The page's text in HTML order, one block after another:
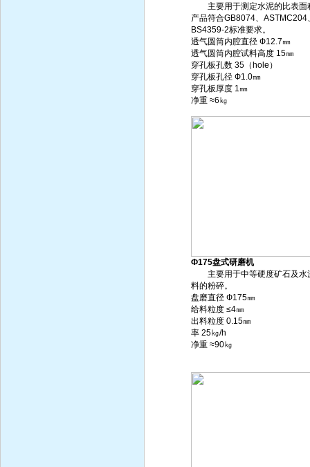
主要用于测定水泥的比表面
产品符合GB8074、ASTMC204
BS4359-2标准要求。
透气圆筒内腔直径 Ф12.7㎜
透气圆筒内腔试料高度 15㎜
穿孔板孔数 35（hole）
穿孔板孔径 Ф1.0㎜
穿孔板厚度 1㎜
净重 ≈6㎏
Ф175盘式研磨机
主要用于中等硬度矿石及水
料的粉碎。
盘磨直径 Ф175㎜
给料粒度 ≤4㎜
出料粒度 0.15㎜
率 25㎏/h
净重 ≈90㎏